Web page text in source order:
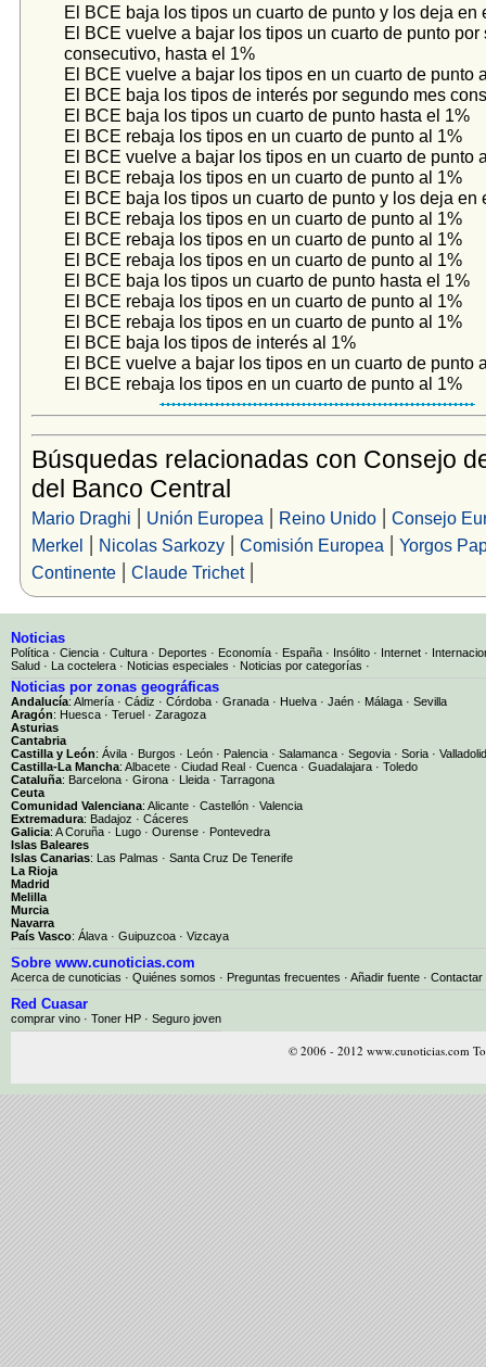
El BCE baja los tipos un cuarto de punto y los deja en
El BCE vuelve a bajar los tipos un cuarto de punto por
consecutivo, hasta el 1%
El BCE vuelve a bajar los tipos en un cuarto de punto
El BCE baja los tipos de interés por segundo mes
El BCE baja los tipos un cuarto de punto hasta el 1%
El BCE rebaja los tipos en un cuarto de punto al 1%
El BCE vuelve a bajar los tipos en un cuarto de punto
El BCE rebaja los tipos en un cuarto de punto al 1%
El BCE baja los tipos un cuarto de punto y los deja en
El BCE rebaja los tipos en un cuarto de punto al 1%
El BCE rebaja los tipos en un cuarto de punto al 1%
El BCE rebaja los tipos en un cuarto de punto al 1%
El BCE baja los tipos un cuarto de punto hasta el 1%
El BCE rebaja los tipos en un cuarto de punto al 1%
El BCE rebaja los tipos en un cuarto de punto al 1%
El BCE baja los tipos de interés al 1%
El BCE vuelve a bajar los tipos en un cuarto de punto
El BCE rebaja los tipos en un cuarto de punto al 1%
Búsquedas relacionadas con Consejo
del Banco Central
Mario Draghi | Unión Europea | Reino Unido| Consejo
Merkel | Nicolas Sarkozy| Comisión Europea | Yorgos
Continente| Claude Trichet|
Noticias
Política · Ciencia · Cultura · Deportes · Economía · España · Insólito · Internet ·
Salud · La coctelera · Noticias especiales · Noticias por categorías ·
Noticias por zonas geográficas
Andalucía: Almería · Cádiz · Córdoba · Granada · Huelva · Jaén · Málaga · Sevilla
Aragón: Huesca · Teruel · Zaragoza
Asturias
Cantabria
Castilla y León: Ávila · Burgos · León · Palencia · Salamanca · Segovia · Soria · Valladolid
Castilla-La Mancha: Albacete · Ciudad Real · Cuenca · Guadalajara · Toledo
Cataluña: Barcelona · Girona · Lleida · Tarragona
Ceuta
Comunidad Valenciana: Alicante · Castellón · Valencia
Extremadura: Badajoz · Cáceres
Galicia: A Coruña · Lugo · Ourense · Pontevedra
Islas Baleares
Islas Canarias: Las Palmas · Santa Cruz De Tenerife
La Rioja
Madrid
Melilla
Murcia
Navarra
País Vasco: Álava · Guipuzcoa · Vizcaya
Sobre www.cunoticias.com
Acerca de cunoticias · Quiénes somos · Preguntas frecuentes · Añadir fuente · Contactar
Red Cuasar
comprar vino · Toner HP · Seguro joven
© 2006 - 2012 www.cunoticias.com